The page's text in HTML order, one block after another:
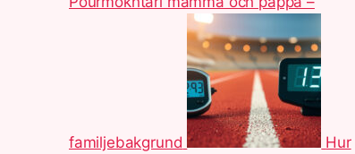
familjebakgrund
Hur